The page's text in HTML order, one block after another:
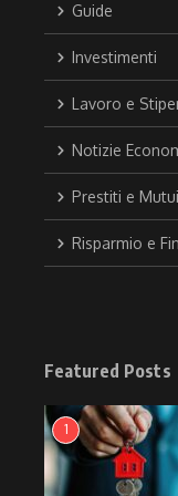
Guide
Investimenti
Lavoro e
Notizie
Prestiti e Mutui
Risparmio e
Featured Posts
1